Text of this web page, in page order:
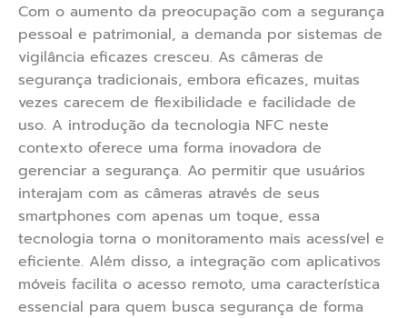
Com o aumento da preocupação com a segurança
pessoal e patrimonial, a demanda por sistemas de
vigilância eficazes cresceu. As câmeras de
segurança tradicionais, embora eficazes, muitas
vezes carecem de flexibilidade e facilidade de
uso. A introdução da tecnologia NFC neste
contexto oferece uma forma inovadora de
gerenciar a segurança. Ao permitir que usuários
interajam com as câmeras através de seus
smartphones com apenas um toque, essa
tecnologia torna o monitoramento mais acessível e
eficiente. Além disso, a integração com aplicativos
móveis facilita o acesso remoto, uma característica
essencial para quem busca segurança de forma